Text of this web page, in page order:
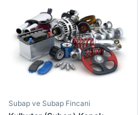
Subap ve Subap Fincani